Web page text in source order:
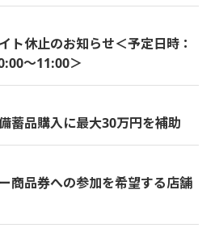
ト休止のお知らせ＜予定日時：
～11:00＞
蓄品購入に最大30万円を補助
商品券への参加を希望する店舗